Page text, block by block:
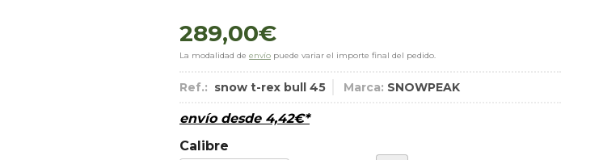
289,00€
La modalidad de envío puede variar el importe final del pedido.
Ref.: snow t-rex bull 45 Marca: SNOWPEAK
envío desde 4,42€*
Calibre